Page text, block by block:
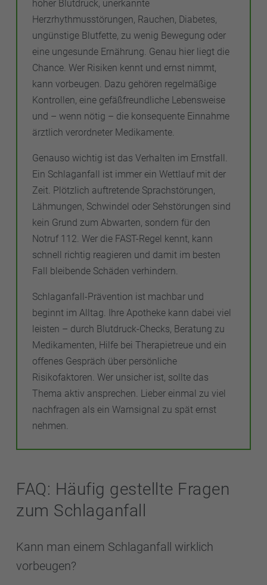
hoher Blutdruck, unerkannte
Herzrhythmusstörungen, Rauchen, Diabetes,
ungünstige Blutfette, zu wenig Bewegung oder
eine ungesunde Ernährung. Genau hier liegt die
Chance. Wer Risiken kennt und ernst nimmt,
kann vorbeugen. Dazu gehören regelmäßige
Kontrollen, eine gefäßfreundliche Lebensweise
und – wenn nötig – die konsequente Einnahme
ärztlich verordneter Medikamente.
Genauso wichtig ist das Verhalten im Ernstfall.
Ein Schlaganfall ist immer ein Wettlauf mit der
Zeit. Plötzlich auftretende Sprachstörungen,
Lähmungen, Schwindel oder Sehstörungen sind
kein Grund zum Abwarten, sondern für den
Notruf 112. Wer die FAST-Regel kennt, kann
schnell richtig reagieren und damit im besten
Fall bleibende Schäden verhindern.
Schlaganfall-Prävention ist machbar und
beginnt im Alltag. Ihre Apotheke kann dabei viel
leisten – durch Blutdruck-Checks, Beratung zu
Medikamenten, Hilfe bei Therapietreue und ein
offenes Gespräch über persönliche
Risikofaktoren. Wer unsicher ist, sollte das
Thema aktiv ansprechen. Lieber einmal zu viel
nachfragen als ein Warnsignal zu spät ernst
nehmen.
FAQ: Häufig gestellte Fragen
zum Schlaganfall
Kann man einem Schlaganfall wirklich
vorbeugen?